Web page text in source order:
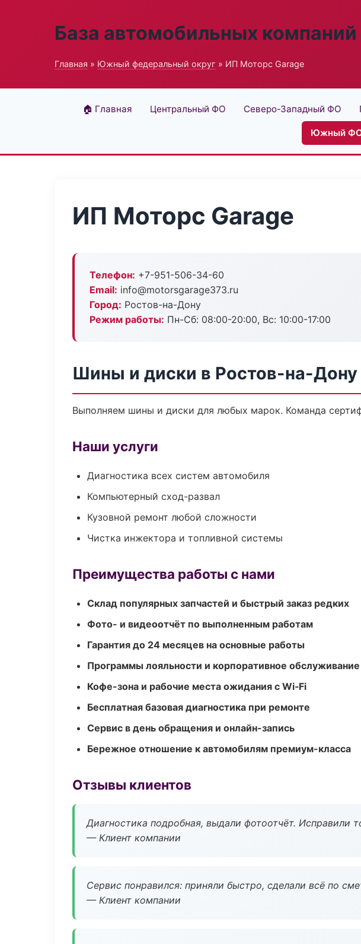
База автомобильных компаний
Главная » Южный федеральный округ » ИП Моторс Garage
🏠 Главная Центральный ФО Северо-Западный ФО
Южный
ИП Моторс Garage
Телефон: +7-951-506-34-60
Email: info@motorsgarage373.ru
Город: Ростов-на-Дону
Режим работы: Пн-Сб: 08:00-20:00, Вс: 10:00-17:00
Шины и диски в Ростов-на-Дону
Выполняем шины и диски для любых марок. Команда
Наши услуги
Диагностика всех систем автомобиля
Компьютерный сход-развал
Кузовной ремонт любой сложности
Чистка инжектора и топливной системы
Преимущества работы с нами
Склад популярных запчастей и быстрый заказ редких
Фото- и видеоотчёт по выполненным работам
Гарантия до 24 месяцев на основные работы
Программы лояльности и корпоративное обслуживание
Кофе-зона и рабочие места ожидания с Wi‑Fi
Бесплатная базовая диагностика при ремонте
Сервис в день обращения и онлайн-запись
Бережное отношение к автомобилям премиум-класса
Отзывы клиентов
Диагностика подробная, выдали фотоотчёт. Исправили
— Клиент компании
Сервис понравился: приняли быстро, сделали всё по
— Клиент компании